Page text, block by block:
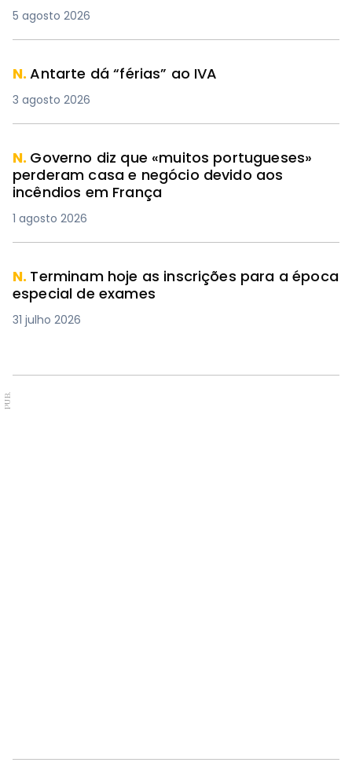
5 agosto 2026
N.Antarte dá “férias” ao IVA
3 agosto 2026
N. Governo diz que «muitos portugueses»
perderam casa e negócio devido aos
incêndios em França
1 agosto 2026
N. Terminam hoje as inscrições para a época
especial de exames
31 julho 2026
PUB.